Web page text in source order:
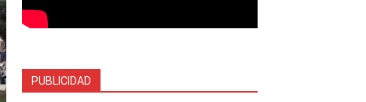
PUBLICIDAD